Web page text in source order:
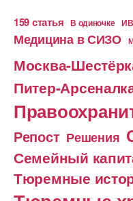
159 статья В одиночке
Медицина в СИЗО
Москва-
Питер-
Репост Решения
Семейный
Тюремные